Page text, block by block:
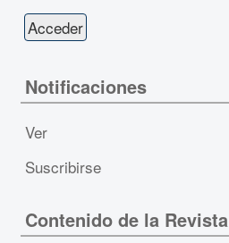
Notificaciones
Ver
Suscribirse
Contenido de la Revista